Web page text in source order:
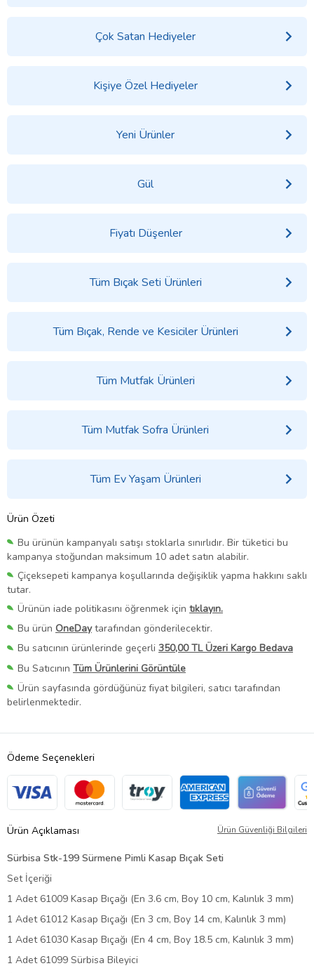
Çok Satan Hediyeler
Kişiye Özel Hediyeler
Yeni Ürünler
Gül
Fiyatı Düşenler
Tüm Bıçak Seti Ürünleri
Tüm Bıçak, Rende ve Kesiciler Ürünleri
Tüm Mutfak Ürünleri
Tüm Mutfak Sofra Ürünleri
Tüm Ev Yaşam Ürünleri
Ürün Özeti
Bu ürünün kampanyalı satışı stoklarla sınırlıdır. Bir tüketici bu
kampanya stoğundan maksimum 10 adet satın alabilir.
Çiçeksepeti kampanya koşullarında değişiklik yapma hakkını saklı
tutar.
Ürünün iade politikasını öğrenmek için tıklayın.
Bu ürün OneDaytarafından gönderilecektir.
Bu satıcının ürünlerinde geçerli 350,00 TL Üzeri Kargo Bedava
Bu Satıcının Tüm Ürünlerini Görüntüle
Ürün sayfasında gördüğünüz fiyat bilgileri, satıcı tarafından
belirlenmektedir.
Ödeme Seçenekleri
Ürün Açıklaması Ürün Güvenliği Bilgileri
Sürbisa Stk-199 Sürmene Pimli Kasap Bıçak Seti
Set İçeriği
1 Adet 61009 Kasap Bıçağı (En 3.6 cm, Boy 10 cm, Kalınlık 3 mm)
1 Adet 61012 Kasap Bıçağı (En 3 cm, Boy 14 cm, Kalınlık 3 mm)
1 Adet 61030 Kasap Bıçağı (En 4 cm, Boy 18.5 cm, Kalınlık 3 mm)
1 Adet 61099 Sürbisa Bileyici